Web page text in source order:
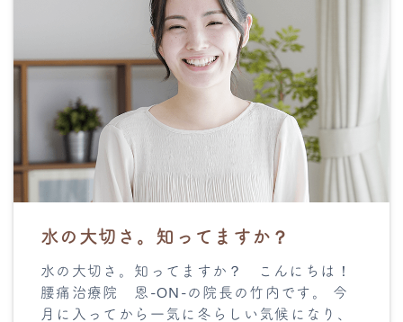
水の大切さ。知ってますか？
水の大切さ。知ってますか？ こんにちは！
腰痛治療院 恩-ON-の院長の竹内です。 今
月に入ってから一気に冬らしい気候になり、